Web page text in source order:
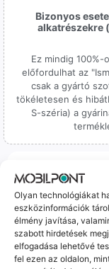
Olyan technológiákat
eszközinformációk
élmény javítása,
szabott hirdetések
elfogadása lehetővé
fel ezen az oldalon,
Bizonyos
alkatrészekre
Ez mindig
előfordulhat az
csak a gyártó
tökéletesen és
S-széria) a
Sok éve a
Nem egy arctalan